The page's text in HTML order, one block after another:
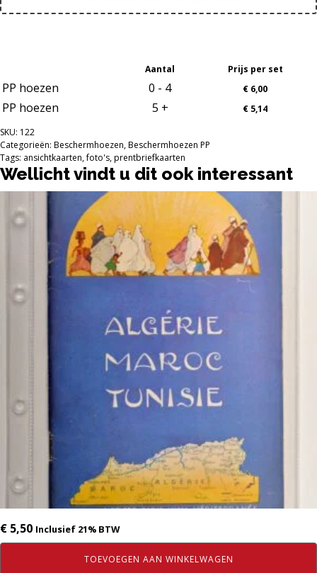
PP
en
A6
aantal
Aantal Prijs per set
PP hoezen 0 - 4 € 6,00
PP hoezen 5 + € 5,14
SKU: 122
Categorieën: Beschermhoezen,Beschermhoezen PP
Tags: ansichtkaarten,foto's,prentbriefkaarten
Wellicht vindt u dit ook interessant
€ 5,50 Inclusief 21% BTW
TOEVOEGEN AAN WINKELWAGEN